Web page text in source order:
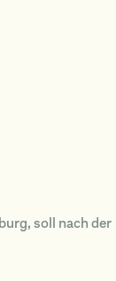
soll nach der